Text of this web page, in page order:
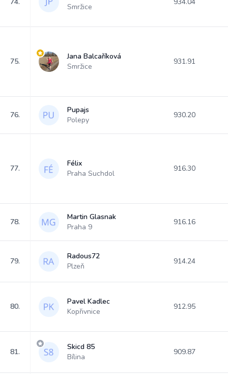
Smržice
75.
Jana Balcaříková
Smržice
931.91
76.
Pupajs
Polepy
930.20
77.
Félix
Praha Suchdol
916.30
78.
Martin Glasnak
Praha 9
916.16
79.
Radous72
Plzeň
914.24
80.
Pavel Kadlec
Kopřivnice
912.95
81.
Skicd 85
Bílina
909.87